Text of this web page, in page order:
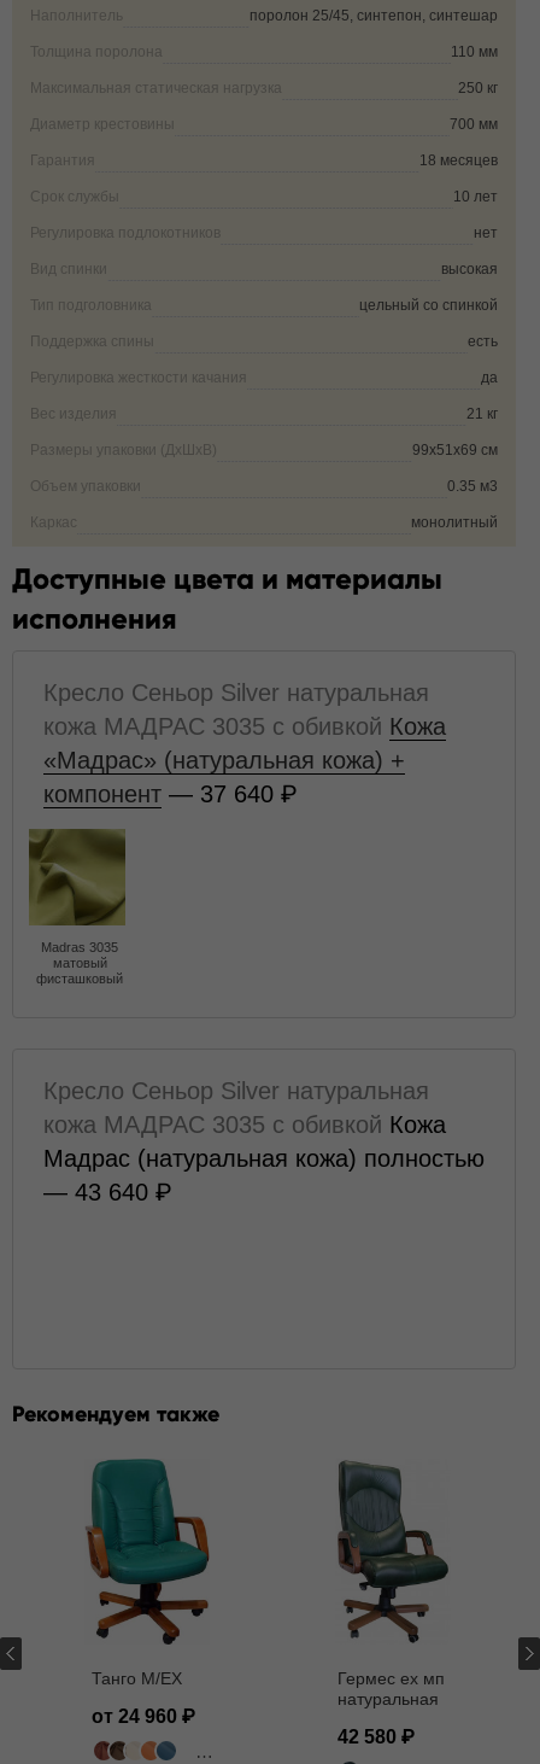
Наполнитель поролон 25/45, синтепон, синтешар
Толщина поролона 110 мм
Максимальная статическая нагрузка 250 кг
Диаметр крестовины 700 мм
Гарантия 18 месяцев
Срок службы 10 лет
Регулировка подлокотников нет
Вид спинки высокая
Тип подголовника цельный со спинкой
Поддержка спины есть
Регулировка жесткости качания да
Вес изделия 21 кг
Размеры упаковки (ДxШxВ) 99х51х69 см
Объем упаковки 0.35 м3
Каркас монолитный
Доступные цвета и материалы
исполнения
Кресло Сеньор Silver натуральная
кожа МАДРАС 3035 с обивкой Кожа
«Мадрас» (натуральная кожа) +
компонент — 37 640
Madras 3035
матовый
фисташковый
Кресло Сеньор Silver натуральная
кожа МАДРАС 3035 с обивкой Кожа
Мадрас (натуральная кожа) полностью
— 43 640
Рекомендуем также
Танго M/EX
от 24 960
318 цветов
Гермес ех мп
натуральная
2005
42 580